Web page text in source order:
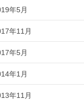
年5月
年11月
年5月
年1月
年11月